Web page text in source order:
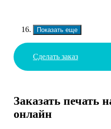
Показать еще
Сделать заказ
Заказать печать
онлайн